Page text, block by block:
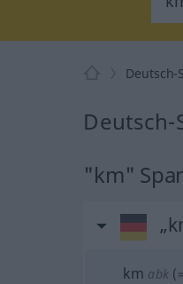
Deutsch-
Deutsch-
"km"
km abk (=